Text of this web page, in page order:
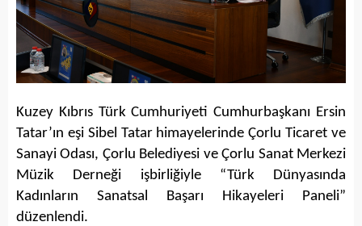
Kuzey Kıbrıs Türk Cumhuriyeti Cumhurbaşkanı Ersin
Tatar’ın eşi Sibel Tatar himayelerinde Çorlu Ticaret ve
Sanayi Odası, Çorlu Belediyesi ve Çorlu Sanat Merkezi
Müzik Derneği işbirliğiyle “Türk Dünyasında
Kadınların Sanatsal Başarı Hikayeleri Paneli”
düzenlendi.